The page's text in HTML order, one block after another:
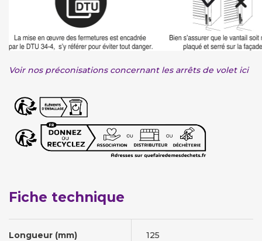
Voir nos préconisations concernant les arrêts de volet ici
Fiche technique
Longueur (mm) 125